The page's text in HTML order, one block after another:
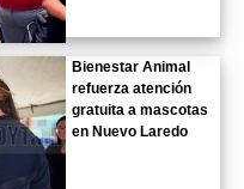
Bienestar Animal
refuerza atención
gratuita a mascotas
en Nuevo Laredo